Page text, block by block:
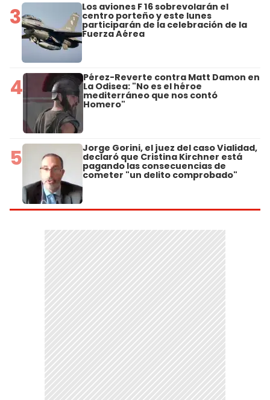
3 Los aviones F 16 sobrevolarán el
centro porteño y este lunes
participarán de la celebración de la
Fuerza Aérea
4 Pérez-Reverte contra Matt Damon en
La Odisea: "No es el héroe
mediterráneo que nos contó
Homero"
5 Jorge Gorini, el juez del caso Vialidad,
declaró que Cristina Kirchner está
pagando las consecuencias de
cometer "un delito comprobado"